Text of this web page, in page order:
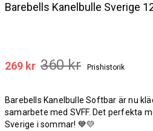
Barebells Kanelbulle Sverige
269 kr 360 kr Prishistorik
Barebells Kanelbulle Softbar är nu
samarbete med SVFF. Det perfekta
Sverige i sommar! 💙💛